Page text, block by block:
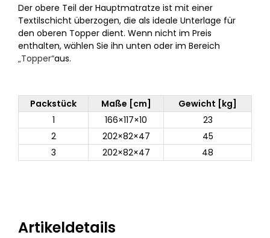
Der obere Teil der Hauptmatratze ist mit einer
Textilschicht überzogen, die als ideale Unterlage für
den oberen Topper dient. Wenn nicht im Preis
enthalten, wählen Sie ihn unten oder im Bereich
„Topper“aus.
Packstück Maße [cm]
Gewicht [kg]
1
166×117×10
23
2
202×82×47
45
3
202×82×47 48
Artikeldetails